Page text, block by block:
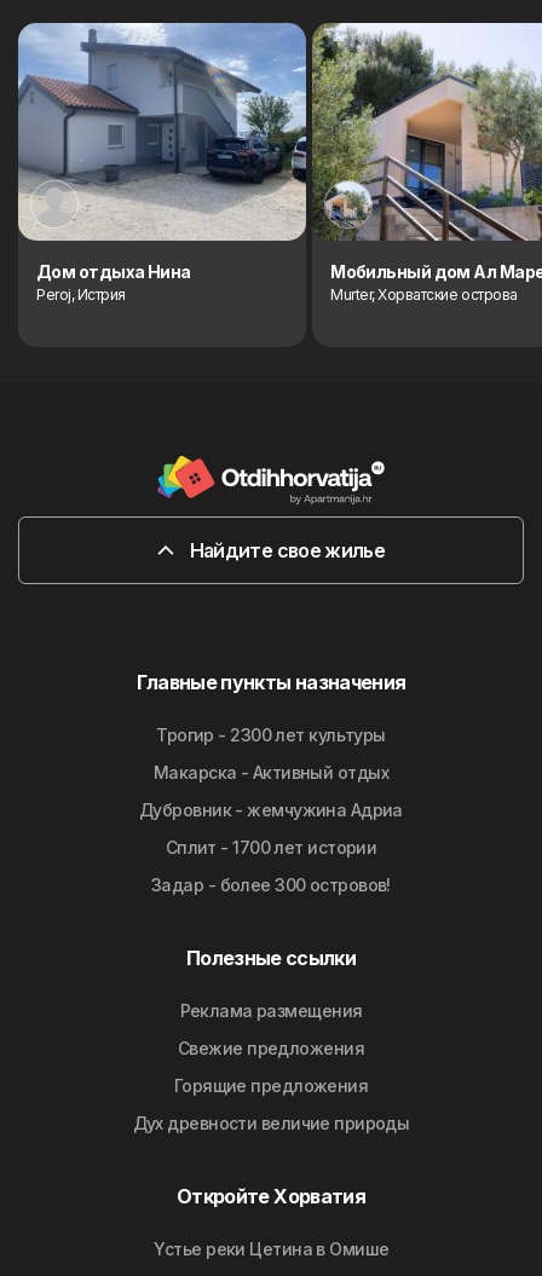
Дом отдыха Нина
Peroj, Истрия
Мобильный дом Ал
Murter, Хорватские острова
Найдите свое жилье
Главные пункты назначения
Трогир - 2300 лет культуры
Макарска - Активный отдых
Дубровник - жемчужина Адриа
Сплит - 1700 лет истории
Задар - более 300 островов!
Полезные ссылки
Реклама размещения
Свежие предложения
Горящие предложения
Дyx дpeвнocти вeличиe природы
Откройте Хорватия
Yстье реки Цетина в Омише